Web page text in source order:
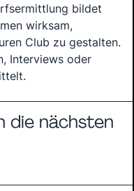
bildet
wirksam,
Club zu gestalten.
Interviews oder
die nächsten